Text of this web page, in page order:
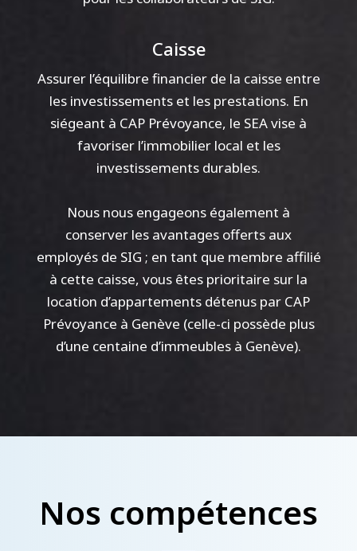
Caisse
Assurer l’équilibre financier de la caisse entre
les investissements et les prestations. En
siégeant à CAP Prévoyance, le SEA vise à
favoriser l’immobilier local et les
investissements durables.
Nous nous engageons également à
conserver les avantages offerts aux
employés de SIG ; en tant que membre affilié
à cette caisse, vous êtes prioritaire sur la
location d’appartements détenus par CAP
Prévoyance à Genève (celle-ci possède plus
d’une centaine d’immeubles à Genève).
Nos compétences